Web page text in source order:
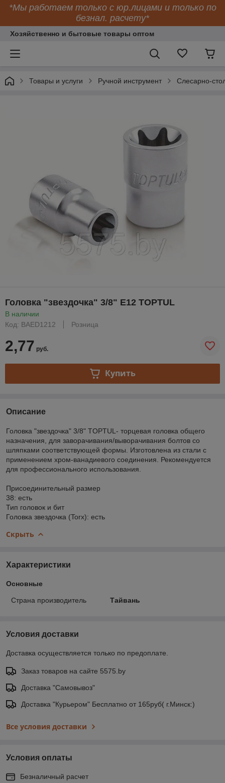
*Мы работаем только с юр.лицами и только по
безнал. расчету*
Хозяйственно и бытовые товары оптом
Товары и услуги Ручной инструмент Слесарно-
Головка "звездочка" 3/8" Е12 TOPTUL
В наличии
Код: BAED1212
Розница
2,77 руб.
Купить
Описание
Головка "звездочка" 3/8" TOPTUL- торцевая головка общего
назначения, для заворачивания/выворачивания болтов со
шляпками соответствующей формы. Изготовлена из стали с
применением хром-ванадиевого соединения. Рекомендуется
для профессионального использования.
Присоединительный размер
38: есть
Тип головок и бит
Головка звездочка (Torx): есть
Скрыть
Характеристики
Основные
Страна производитель Тайвань
Условия доставки
Доставка осуществляется только по предоплате.
Заказ товаров на сайте 5575.by
Доставка "Самовывоз"
Доставка "Курьером" Бесплатно от 165руб( г.Минск:)
Все условия доставки
Условия оплаты
Безналичный расчет